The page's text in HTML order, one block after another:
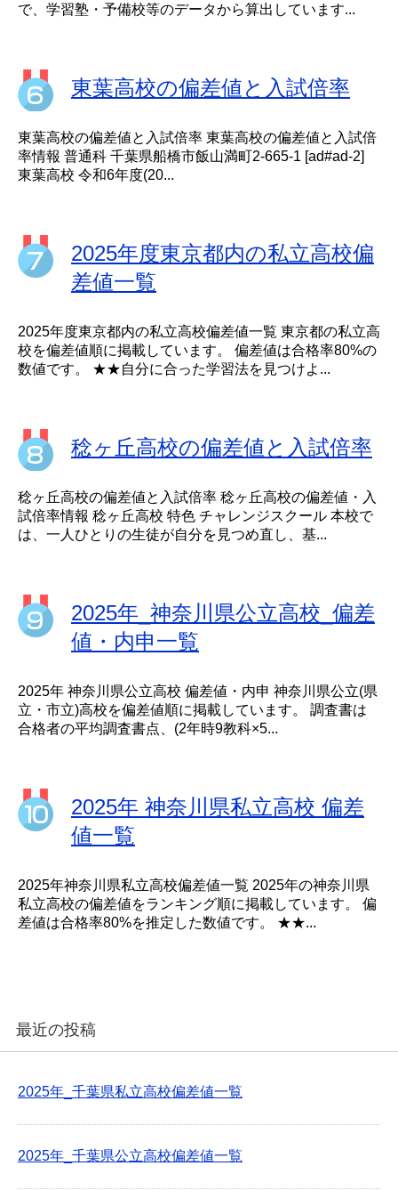
で、学習塾・予備校等のデータから算出しています...
東葉高校の偏差値と入試倍率
東葉高校の偏差値と入試倍率 東葉高校の偏差値と入試倍
率情報 普通科 千葉県船橋市飯山満町2-665-1 [ad#ad-2]
東葉高校 令和6年度(20...
2025年度東京都内の私立高校偏
差値一覧
2025年度東京都内の私立高校偏差値一覧 東京都の私立高
校を偏差値順に掲載しています。 偏差値は合格率80%の
数値です。 ★★自分に合った学習法を見つけよ...
稔ヶ丘高校の偏差値と入試倍率
稔ヶ丘高校の偏差値と入試倍率 稔ヶ丘高校の偏差値・入
試倍率情報 稔ヶ丘高校 特色 チャレンジスクール 本校で
は、一人ひとりの生徒が自分を見つめ直し、基...
2025年_神奈川県公立高校_偏差
値・内申一覧
2025年 神奈川県公立高校 偏差値・内申 神奈川県公立(県
立・市立)高校を偏差値順に掲載しています。 調査書は
合格者の平均調査書点、(2年時9教科×5...
2025年 神奈川県私立高校 偏差
値一覧
2025年神奈川県私立高校偏差値一覧 2025年の神奈川県
私立高校の偏差値をランキング順に掲載しています。 偏
差値は合格率80%を推定した数値です。 ★★...
最近の投稿
2025年_千葉県私立高校偏差値一覧
2025年_千葉県公立高校偏差値一覧